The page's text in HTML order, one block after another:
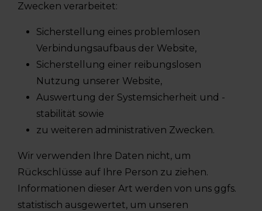
Zwecken verarbeitet:
Sicherstellung eines problemlosen
Verbindungsaufbaus der Website,
Sicherstellung einer reibungslosen
Nutzung unserer Website,
Auswertung der Systemsicherheit und -
stabilität sowie
zu weiteren administrativen Zwecken.
Wir verwenden Ihre Daten nicht, um
Rückschlüsse auf Ihre Person zu ziehen.
Informationen dieser Art werden von uns ggfs.
statistisch ausgewertet, um unseren